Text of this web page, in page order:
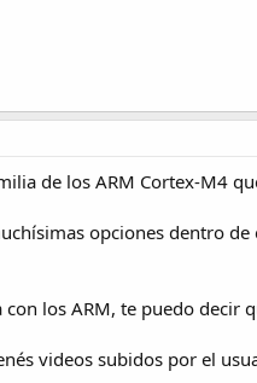
de los ARM Cortex-M4
opciones dentro
con los ARM, te puedo decir
videos subidos por el